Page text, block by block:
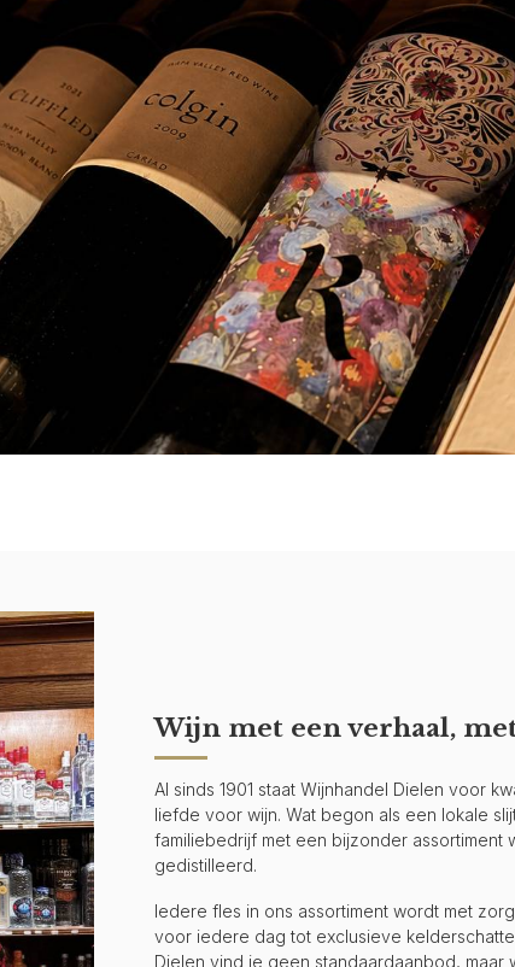
Wijn met een verhaal,
Al sinds 1901 staat Wijnhandel Dielen voor
liefde voor wijn. Wat begon als een lokale
familiebedrijf met een bijzonder assortiment
gedistilleerd.
Iedere fles in ons assortiment wordt met
voor iedere dag tot exclusieve
Dielen vind je geen standaardaanbod, maar